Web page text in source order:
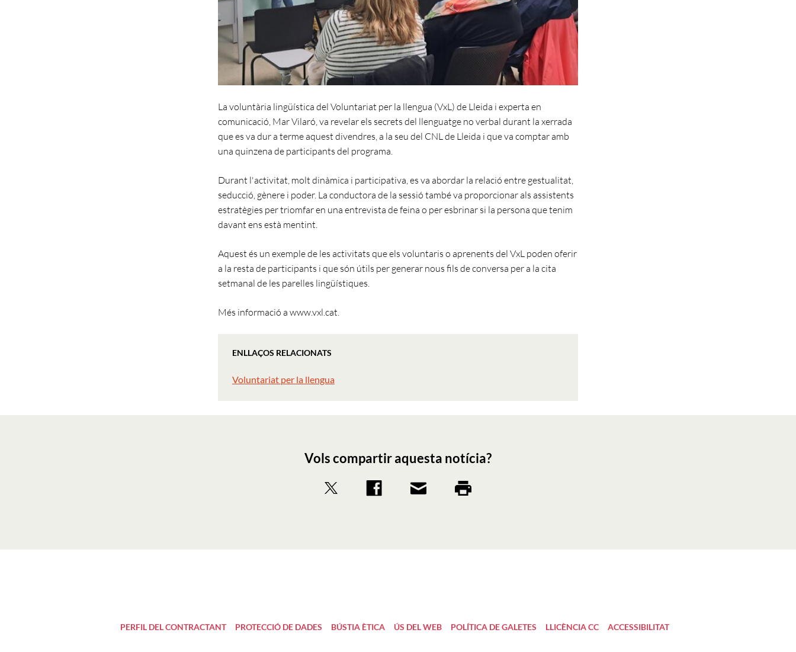
La voluntària lingüística del Voluntariat per la llengua (VxL) de Lleida i experta en
comunicació, Mar Vilaró, va revelar els secrets del llenguatge no verbal durant la xerrada
que es va dur a terme aquest divendres, a la seu del CNL de Lleida i que va comptar amb
una quinzena de participants del programa.
Durant l'activitat, molt dinàmica i participativa, es va abordar la relació entre gestualitat,
seducció, gènere i poder. La conductora de la sessió també va proporcionar als assistents
estratègies per triomfar en una entrevista de feina o per esbrinar si la persona que tenim
davant ens està mentint.
Aquest és un exemple de les activitats que els voluntaris o aprenents del VxL poden oferir
a la resta de participants i que són útils per generar nous fils de conversa per a la cita
setmanal de les parelles lingüístiques.
Més informació a www.vxl.cat.
ENLLAÇOS RELACIONATS
Voluntariat per la llengua
Vols compartir aquesta notícia?
PERFIL DEL CONTRACTANT PROTECCIÓ DE DADES BÚSTIA ÈTICA ÚS DEL WEB POLÍTICA DE GALETES LLICÈNCIA CC ACCESSIBILITAT